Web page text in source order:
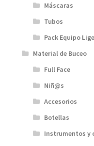
Máscaras
Tubos
Pack Equipo
Material de Buceo
Full Face
Niñ@s
Accesorios
Botellas
Instrumentos y